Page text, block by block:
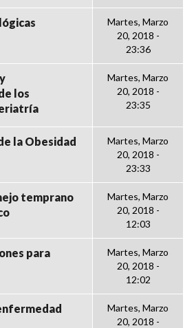
Martes, Marzo
20, 2018 -
23:36
los
Martes, Marzo
20, 2018 -
23:35
la Obesidad
Martes, Marzo
20, 2018 -
23:33
temprano
Martes, Marzo
20, 2018 -
12:03
para
Martes, Marzo
20, 2018 -
12:02
Martes, Marzo
20, 2018 -